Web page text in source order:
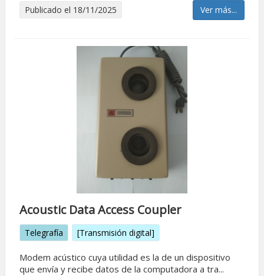
Publicado el 18/11/2025 Ver más...
Acoustic Data Access Coupler
Telegrafía [Transmisión digital]
Modem acústico cuya utilidad es la de un dispositivo
que enví­a y recibe datos de la computadora a tra...